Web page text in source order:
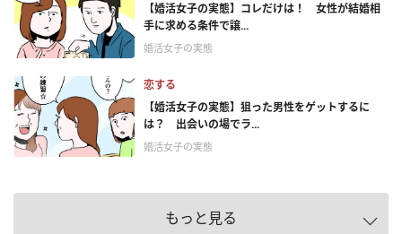
【婚活女子の実態】コレだけは！ 女性が結婚相
手に求める条件で譲...
婚活女子の実態
恋する
【婚活女子の実態】狙った男性をゲットするに
は？ 出会いの場でラ...
婚活女子の実態
もっと見る